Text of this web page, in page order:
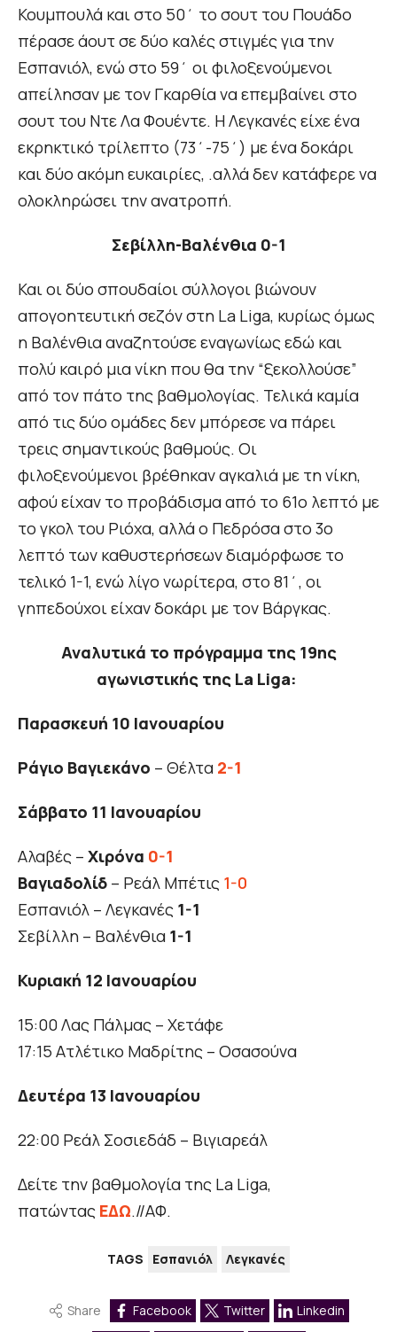
Κουμπουλά και στο 50΄ το σουτ του Πουάδο
πέρασε άουτ σε δύο καλές στιγμές για την
Εσπανιόλ, ενώ στο 59΄ οι φιλοξενούμενοι
απείλησαν με τον Γκαρθία να επεμβαίνει στο
σουτ του Ντε Λα Φουέντε. Η Λεγκανές είχε ένα
εκρηκτικό τρίλεπτο (73΄-75΄) με ένα δοκάρι
και δύο ακόμη ευκαιρίες, .αλλά δεν κατάφερε να
ολοκληρώσει την ανατροπή.
Σεβίλλη-Βαλένθια 0-1
Και οι δύο σπουδαίοι σύλλογοι βιώνουν
απογοητευτική σεζόν στη La Liga, κυρίως όμως
η Βαλένθια αναζητούσε εναγωνίως εδώ και
πολύ καιρό μια νίκη που θα την “ξεκολλούσε”
από τον πάτο της βαθμολογίας. Τελικά καμία
από τις δύο ομάδες δεν μπόρεσε να πάρει
τρεις σημαντικούς βαθμούς. Οι
φιλοξενούμενοι βρέθηκαν αγκαλιά με τη νίκη,
αφού είχαν το προβάδισμα από το 61ο λεπτό με
το γκολ του Ριόχα, αλλά ο Πεδρόσα στο 3ο
λεπτό των καθυστερήσεων διαμόρφωσε το
τελικό 1-1, ενώ λίγο νωρίτερα, στο 81΄, οι
γηπεδούχοι είχαν δοκάρι με τον Βάργκας.
Αναλυτικά το πρόγραμμα της 19ης
αγωνιστικής της La Liga:
Παρασκευή 10 Ιανουαρίου
Ράγιο Βαγιεκάνο – Θέλτα 2-1
Σάββατο 11 Ιανουαρίου
Αλαβές – Χιρόνα 0-1
Βαγιαδολίδ – Ρεάλ Μπέτις 1-0
Εσπανιόλ – Λεγκανές 1-1
Σεβίλλη – Βαλένθια 1-1
Κυριακή 12 Ιανουαρίου
15:00 Λας Πάλμας – Χετάφε
17:15 Ατλέτικο Μαδρίτης – Οσασούνα
Δευτέρα 13 Ιανουαρίου
22:00 Ρεάλ Σοσιεδάδ – Βιγιαρεάλ
Δείτε την βαθμολογία της La Liga,
πατώντας ΕΔΩ.//ΑΦ.
TAGS Εσπανιόλ Λεγκανές
Share Facebook Twitter Linkedin